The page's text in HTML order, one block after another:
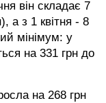
він складає 7
а з 1 квітня - 8
мінімум: у
на 331 грн до
на 268 грн